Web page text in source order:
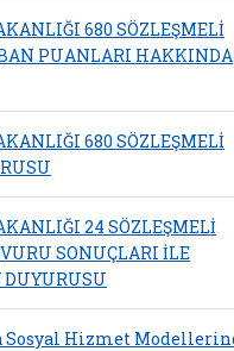
680 SÖZLEŞMELİ
PUANLARI HAKKINDA
680 SÖZLEŞMELİ
24 SÖZLEŞMELİ
SONUÇLARI İLE
DUYURUSU
Sosyal Hizmet